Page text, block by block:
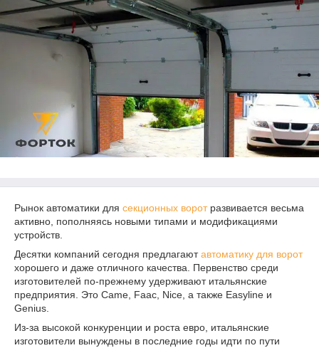
Рынок автоматики для секционных воротразвивается весьма
активно, пополняясь новыми типами и модификациями
устройств.
Десятки компаний сегодня предлагаютавтоматику для ворот
хорошего и даже отличного качества. Первенство среди
изготовителей по-прежнему удерживают итальянские
предприятия. Это Came, Faac, Nice, а также Easyline и
Genius.
Из-за высокой конкуренции и роста евро, итальянские
изготовители вынуждены в последние годы идти по пути